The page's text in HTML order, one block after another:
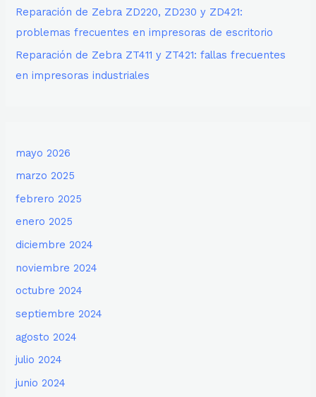
Reparación de Zebra ZD220, ZD230 y ZD421:
problemas frecuentes en impresoras de escritorio
Reparación de Zebra ZT411 y ZT421: fallas frecuentes
en impresoras industriales
mayo 2026
marzo 2025
febrero 2025
enero 2025
diciembre 2024
noviembre 2024
octubre 2024
septiembre 2024
agosto 2024
julio 2024
junio 2024